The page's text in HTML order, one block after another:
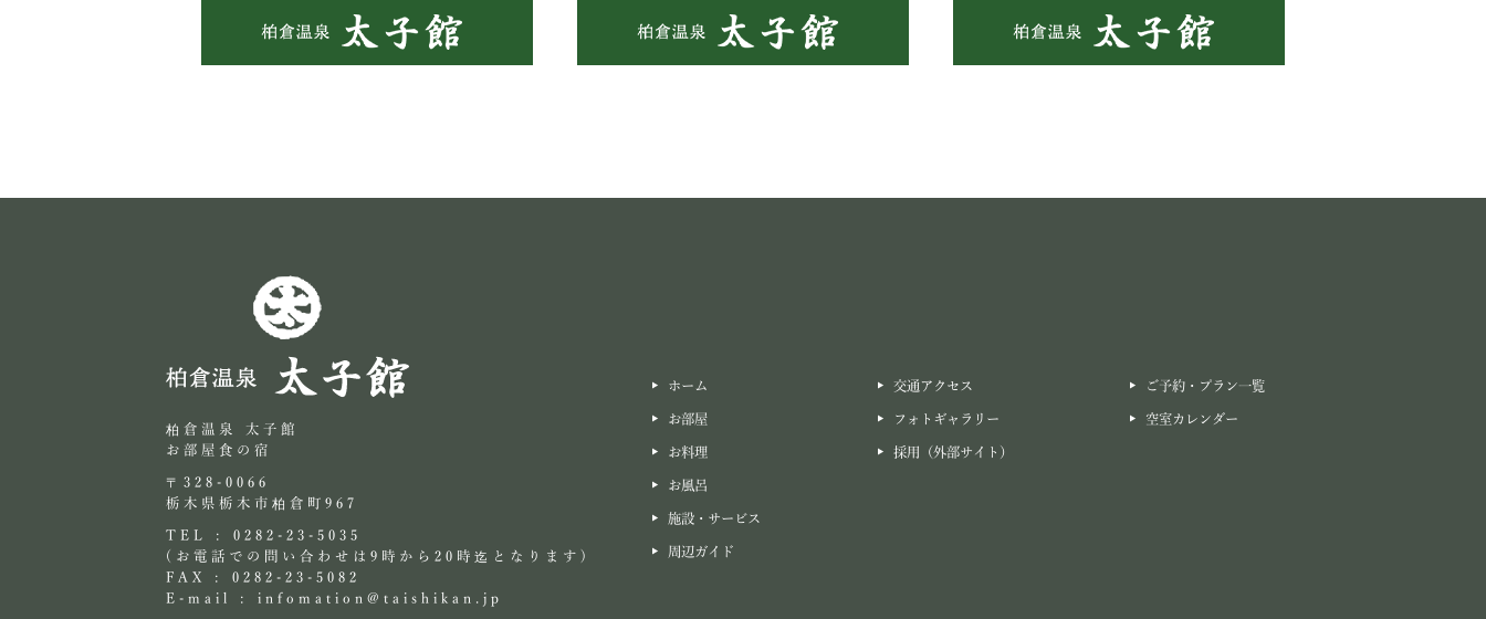
柏倉温泉 太子館
お部屋食の宿
〒328-0066
栃木県栃木市柏倉町967
TEL : 0282-23-5035
(お電話での問い合わせは9時から20時迄となります)
FAX : 0282-23-5082
E-mail : infomation@taishikan.jp
ホーム
お部屋
お料理
お風呂
施設・サービス
周辺ガイド
交通アクセス
フォトギャラリー
採用（外部サイト）
ご予約・プラン一覧
空室カレンダー